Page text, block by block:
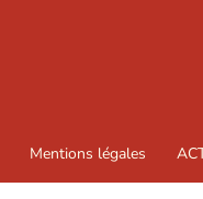
Mentions légales